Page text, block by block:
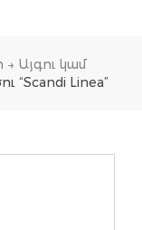
→ Այգու կամ
“Scandi Linea”